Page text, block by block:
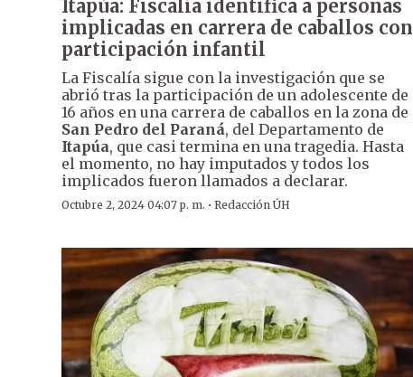
Itapúa: Fiscalía identifica a personas
implicadas en carrera de caballos con
participación infantil
La Fiscalía sigue con la investigación que se
abrió tras la participación de un adolescente de
16 años en una carrera de caballos en la zona de
San Pedro del Paraná, del Departamento de
Itapúa, que casi termina en una tragedia. Hasta
el momento, no hay imputados y todos los
implicados fueron llamados a declarar.
Octubre 2, 2024 04:07 p. m. · Redacción ÚH